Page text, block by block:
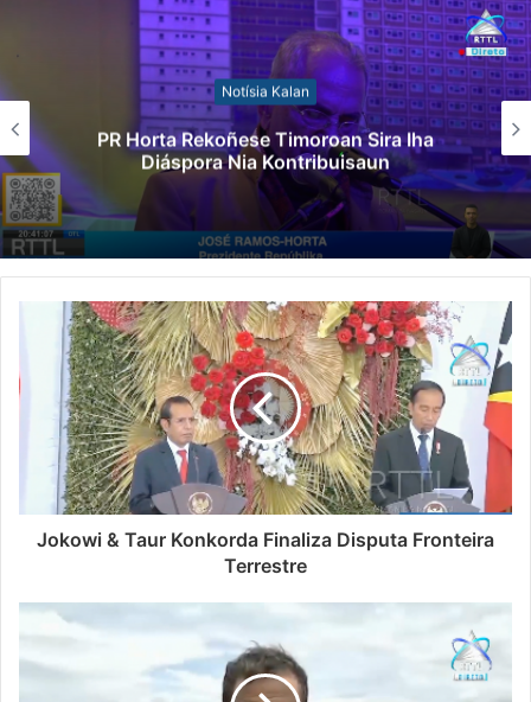
Notísia Kalan
PR Horta Rekoñese Timoroan Sira Iha
Diáspora Nia Kontribuisaun
Jokowi & Taur Konkorda Finaliza Disputa Fronteira
Terrestre